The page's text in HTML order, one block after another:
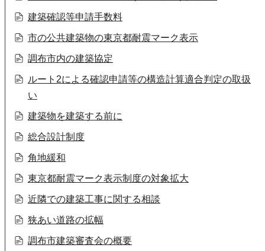
建築確認等申請手数料
市の公共建築物の東京都耐震マーク表示
調布市内の建築協定
ルート2による確認申請等の構造計算適合判定の取扱
い
建築物を建築する前に
総合設計制度
角地緩和
東京都耐震マーク表示制度の対象拡大
近隣での建築工事に関する相談
狭あい道路の拡幅
調布市建築審査会の概要